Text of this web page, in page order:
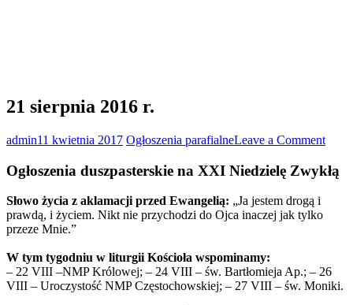
21 sierpnia 2016 r.
admin11 kwietnia 2017 Ogłoszenia parafialneLeave a Commenton
2016
Ogłoszenia duszpasterskie na XXI Niedzielę Zwykłą
Słowo życia z aklamacji przed Ewangelią: „Ja jestem drogą i
prawdą, i życiem. Nikt nie przychodzi do Ojca inaczej jak tylko
przeze Mnie.”
W tym tygodniu w liturgii Kościoła wspominamy:
– 22 VIII –NMP Królowej; – 24 VIII – św. Bartłomieja Ap.; – 26
VIII – Uroczystość NMP Częstochowskiej; – 27 VIII – św. Moniki.